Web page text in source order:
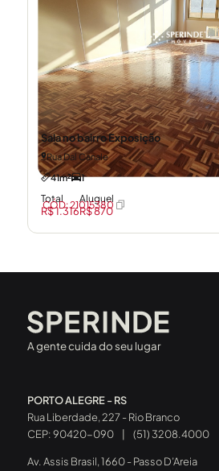
Sala no bairro Exposição
Rua Dal Canale
41m²
1
Total
R$ 1.316
Aluguel
R$ 870
CÓD: 21015380
A gente cuida do seu lugar
PORTO ALEGRE - RS
Rua Liberdade, 227 - Rio Branco
CEP: 90420-090
(51) 3208.4000
Av. Assis Brasil, 1660 - Passo D’Areia